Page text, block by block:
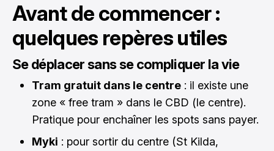
Avant de commencer :
quelques repères utiles
Se déplacer sans se compliquer la vie
Tram gratuit dans le centre : il existe une
zone « free tram » dans le CBD (le centre).
Pratique pour enchaîner les spots sans payer.
Myki : pour sortir du centre (St Kilda,